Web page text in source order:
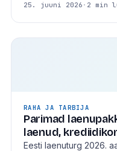
25. juuni 2026 · 2 min
RAHA JA TARBIJA
Parimad
laenud,
Eesti laenuturg 2026.